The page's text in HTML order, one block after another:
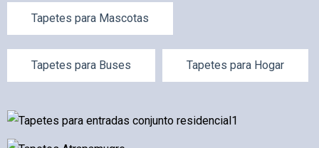
Tapetes para Mascotas
Tapetes para Buses Tapetes para Hogar